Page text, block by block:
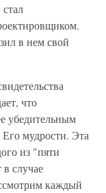
в нем свой
что
убедительным
Его мудрости. Эта
из "пяти
случае
каждый